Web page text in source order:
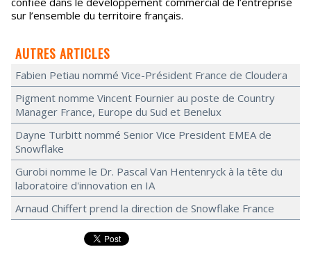
sur l’ensemble du territoire français.
AUTRES ARTICLES
Fabien Petiau nommé Vice-Président France de Cloudera
Pigment nomme Vincent Fournier au poste de Country
Manager France, Europe du Sud et Benelux
Dayne Turbitt nommé Senior Vice President EMEA de
Snowflake
Gurobi nomme le Dr. Pascal Van Hentenryck à la tête du
laboratoire d'innovation en IA
Arnaud Chiffert prend la direction de Snowflake France